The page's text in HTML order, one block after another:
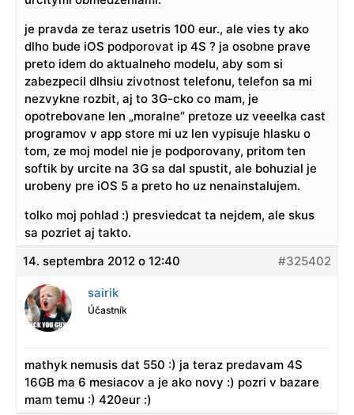
je pravda ze teraz usetris 100 eur., ale vies ty ako
dlho bude iOS podporovat ip 4S ? ja osobne prave
preto idem do aktualneho modelu, aby som si
zabezpecil dlhsiu zivotnost telefonu, telefon sa mi
nezvykne rozbit, aj to 3G-cko co mam, je
opotrebovane len „moralne“ pretoze uz veeelka cast
programov v app store mi uz len vypisuje hlasku o
tom, ze moj model nie je podporovany, pritom ten
softik by urcite na 3G sa dal spustit, ale bohuzial je
urobeny pre iOS 5 a preto ho uz nenainstalujem.
tolko moj pohlad :) presviedcat ta nejdem, ale skus
sa pozriet aj takto.
14. septembra 2012 o 12:40
#325402
sairik
Účastník
mathyk nemusis dat 550 :) ja teraz predavam 4S
16GB ma 6 mesiacov a je ako novy :) pozri v bazare
mam temu :) 420eur :)